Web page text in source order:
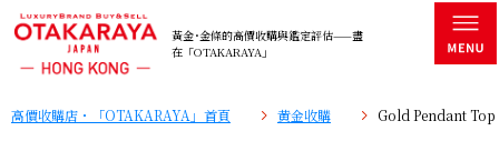
黃金･金條的高價收購與鑑定評估——盡
在「OTAKARAYA」
高價收購店・「OTAKARAYA」首頁 黄金收購 Gold Pendant Top